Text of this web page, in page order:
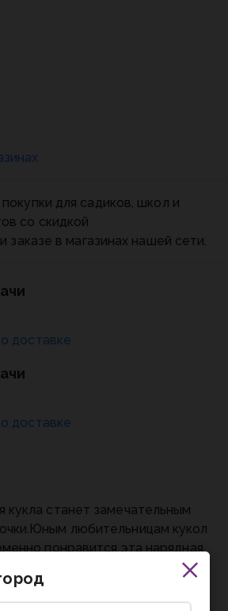
кукла станет замечательным
любительницам кукол
понравится эта нарядная
для садиков, школ и
со скидкой
заказе в магазинах нашей сети.
доставке
доставке